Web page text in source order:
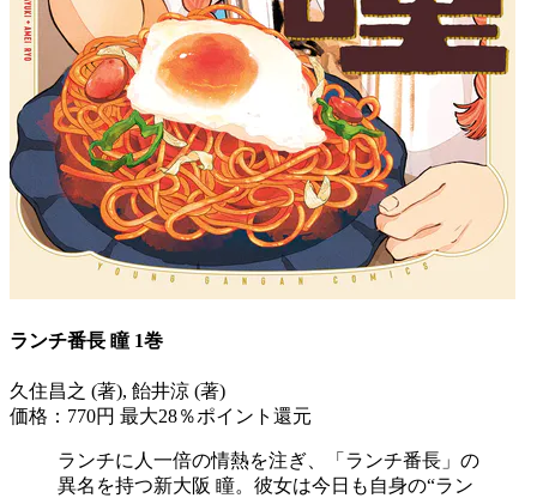
ランチ番長 瞳 1巻
久住昌之 (著), 飴井涼 (著)
価格：770円 最大28％ポイント還元
ランチに人一倍の情熱を注ぎ、「ランチ番長」の
異名を持つ新大阪 瞳。彼女は今日も自身の“ラン